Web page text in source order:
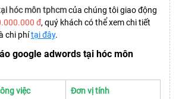
hóc môn tphcmcủa chúng tôi giao động
đ, quý khách có thể xem chi tiết
chi phítại đây.
google adwords tại hóc môn
việc Đơn vị tính